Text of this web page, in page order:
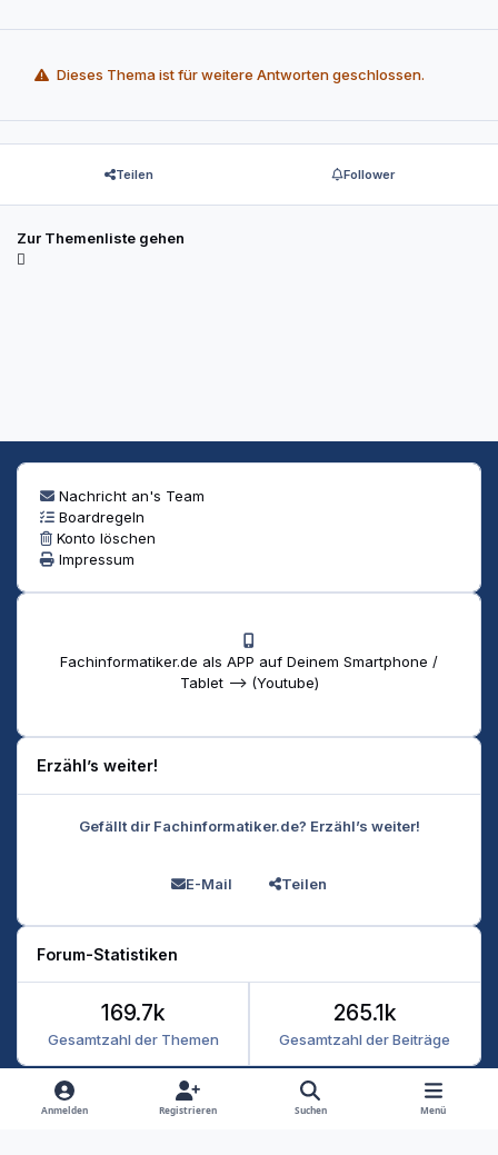
Dieses Thema ist für weitere Antworten geschlossen.
Teilen Follower
Zur Themenliste gehen
Nachricht an's Team
Boardregeln
Konto löschen
Impressum
Fachinformatiker.de als APP auf Deinem Smartphone /
Tablet --> (Youtube)
Erzähl’s weiter!
Gefällt dir Fachinformatiker.de? Erzähl’s weiter!
E-Mail Teilen
Forum-Statistiken
Gesamtzahl der Themen
169.7k
Gesamtzahl der Beiträge
265.1k
Heller Modus
Dunkler Modus
Systemeinstellung
Anmelden Registrieren Suchen Menü